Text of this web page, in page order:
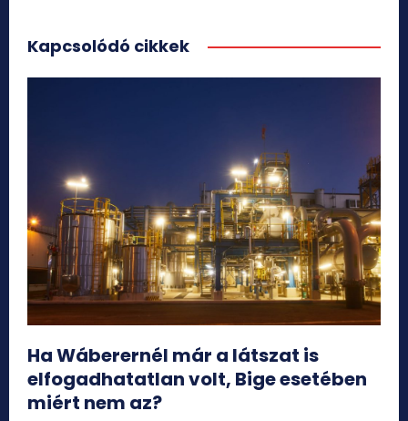
Kapcsolódó cikkek
Ha Wáberernél már a látszat is
elfogadhatatlan volt, Bige esetében
miért nem az?